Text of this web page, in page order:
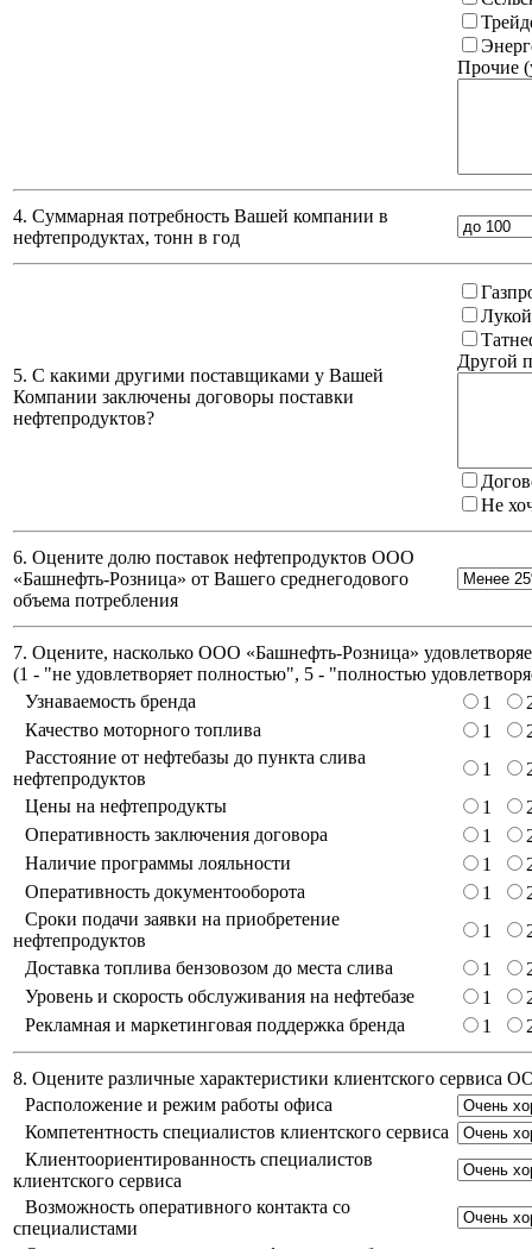
Прочие
4. Суммарная потребность Вашей компании в
нефтепродуктах, тонн в год
5. С какими другими поставщиками у Вашей
Компании заключены договоры поставки
нефтепродуктов?
Другой
Не
6. Оцените долю поставок нефтепродуктов ООО
«Башнефть-Розница» от Вашего среднегодового
объема потребления
7. Оцените, насколько ООО «Башнефть-Розница»
(1 - "не удовлетворяет полностью", 5 - "полностью
Узнаваемость бренда
1
Качество моторного топлива
1
Расстояние от нефтебазы до пункта слива
нефтепродуктов
1
Цены на нефтепродукты
1
Оперативность заключения договора
1
Наличие программы лояльности
1
Оперативность документооборота
1
Сроки подачи заявки на приобретение
нефтепродуктов
1
Доставка топлива бензовозом до места слива
1
Уровень и скорость обслуживания на нефтебазе
1
Рекламная и маркетинговая поддержка бренда
1
8. Оцените различные характеристики клиентского сервиса
Расположение и режим работы офиса
Компетентность специалистов клиентского сервиса
Клиентоориентированность специалистов
клиентского сервиса
Возможность оперативного контакта со
специалистами